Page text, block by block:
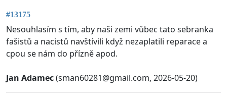
#13175
Nesouhlasím s tím, aby naši zemi vůbec tato sebranka
fašistů a nacistů navštívili když nezaplatili reparace a
cpou se nám do přízně apod.
Jan Adamec(sman60281@gmail.com, 2026-05-20)